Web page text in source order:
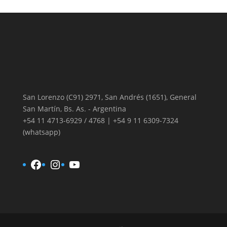
San Lorenzo (C91) 2971, San Andrés (1651), General
San Martín, Bs. As. - Argentina
+54 11 4713-6929 / 4768 | +54 9 11 6309-7324
(whatsapp)
Facebook
Instagram
YouTube